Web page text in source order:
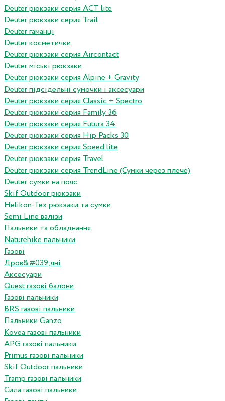
Deuter рюкзаки серия ACT lite
Deuter рюкзаки серия Trail
Deuter гаманці
Deuter косметички
Deuter рюкзаки серия Aircontact
Deuter міські рюкзаки
Deuter рюкзаки серия Alpine + Gravity
Deuter підсідельні сумочки і аксесуари
Deuter рюкзаки серия Classic + Spectro
Deuter рюкзаки серия Family 36
Deuter рюкзаки серия Futura 34
Deuter рюкзаки серия Hip Packs 30
Deuter рюкзаки серия Speed lite
Deuter рюкзаки серия Travel
Deuter рюкзаки серия TrendLine (Сумки через плече)
Deuter сумки на пояс
Skif Outdoor рюкзаки
Helikon-Tex рюкзаки та сумки
Semi Line валізи
Пальники та обладнання
Naturehike пальники
Газові
Дров&#039;яні
Аксесуари
Quest газові балони
Газові пальники
BRS газові пальники
Пальники Ganzo
Kovea газові пальники
APG газові пальники
Primus газові пальники
Skif Outdoor пальники
Tramp газові пальники
Сила газові пальники